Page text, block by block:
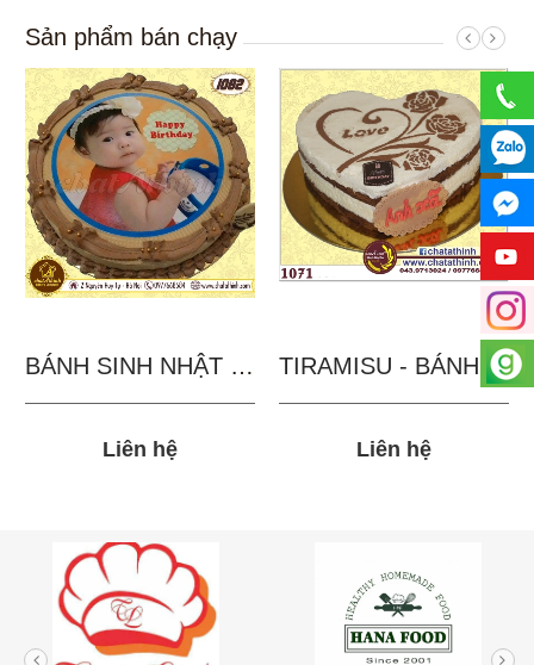
Sản phẩm bán chạy
BÁNH SINH NHẬT IN...
Liên hệ
TIRAMISU - BÁNH TẶNG...
Liên hệ